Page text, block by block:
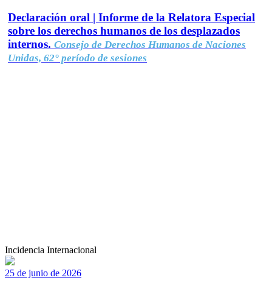
Declaración oral | Informe de la Relatora Especial
sobre los derechos humanos de los desplazados
internos. Consejo de Derechos Humanos de Naciones
Unidas, 62° período de sesiones
Incidencia Internacional
25 de junio de 2026